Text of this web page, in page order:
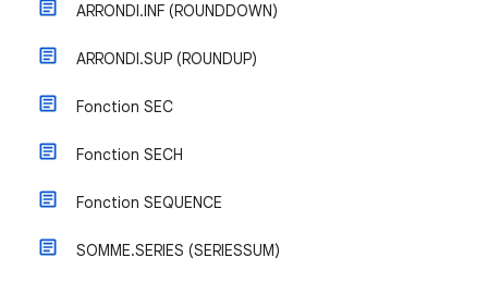
ARRONDI.INF (ROUNDDOWN)
ARRONDI.SUP (ROUNDUP)
Fonction SEC
Fonction SECH
Fonction SEQUENCE
SOMME.SERIES (SERIESSUM)